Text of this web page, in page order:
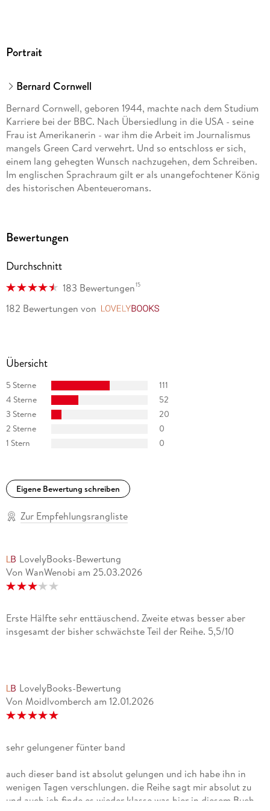
Portrait
Bernard Cornwell
Bernard Cornwell, geboren 1944, machte nach dem Studium
Karriere bei der BBC. Nach Übersiedlung in die USA - seine
Frau ist Amerikanerin - war ihm die Arbeit im Journalismus
mangels Green Card verwehrt. Und so entschloss er sich,
einem lang gehegten Wunsch nachzugehen, dem Schreiben.
Im englischen Sprachraum gilt er als unangefochtener König
des historischen Abenteueromans.
Bewertungen
Durchschnitt
183 Bewertungen15
182 Bewertungen von
Übersicht
5 Sterne
111
4 Sterne
52
3 Sterne
20
2 Sterne
0
1 Stern
0
Eigene Bewertung schreiben
Zur Empfehlungsrangliste
LovelyBooks-Bewertung
Von WanWenobi am 25.03.2026
Erste Hälfte sehr enttäuschend. Zweite etwas besser aber
insgesamt der bisher schwächste Teil der Reihe. 5,5/10
LovelyBooks-Bewertung
Von Moidlvomberch am 12.01.2026
sehr gelungener fünter band
auch dieser band ist absolut gelungen und ich habe ihn in
wenigen Tagen verschlungen. die Reihe sagt mir absolut zu
und auch ich finde es wieder klasse was hier in diesem Buch